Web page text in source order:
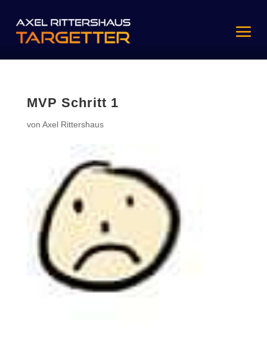
MVP Schritt 1
von Axel Rittershaus